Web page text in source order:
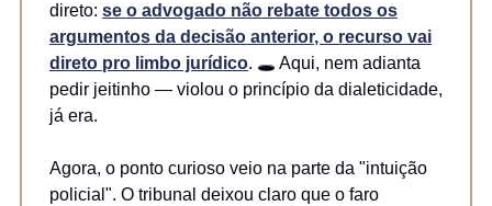
direto: se o advogado não rebate todos os
argumentos da decisão anterior, o recurso vai
direto pro limbo jurídico. 🕳️ Aqui, nem adianta
pedir jeitinho — violou o princípio da dialeticidade,
já era.
Agora, o ponto curioso veio na parte da "intuição
policial". O tribunal deixou claro que o faro